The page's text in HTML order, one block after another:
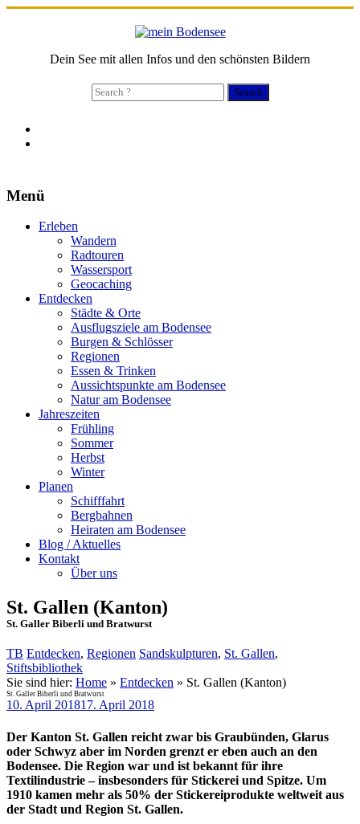
Dein See mit allen Infos und den schönsten Bildern
Search
for:
Menü
Erleben
Wandern
Radtouren
Wassersport
Geocaching
Entdecken
Städte & Orte
Ausflugsziele am Bodensee
Burgen & Schlösser
Regionen
Essen & Trinken
Aussichtspunkte am Bodensee
Natur am Bodensee
Jahreszeiten
Frühling
Sommer
Herbst
Winter
Planen
Schifffahrt
Bergbahnen
Heiraten am Bodensee
Blog / Aktuelles
Kontakt
Über uns
St. Gallen (Kanton)
St. Galler Biberli und Bratwurst
TB Entdecken, Regionen Sandskulpturen, St. Gallen,
Stiftsbibliothek
Sie sind hier: Home » Entdecken » St. Gallen (Kanton)
St. Galler Biberli und Bratwurst
10. April 201817. April 2018
Der Kanton St. Gallen reicht zwar bis Graubünden, Glarus
oder Schwyz aber im Norden grenzt er eben auch an den
Bodensee. Die Region war und ist bekannt für ihre
Textilindustrie – insbesonders für Stickerei und Spitze. Um
1910 kamen mehr als 50% der Stickereiprodukte weltweit aus
der Stadt und Region St. Gallen.